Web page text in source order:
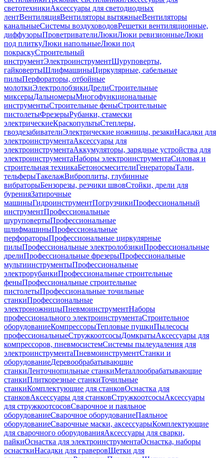
светотехникиАксессуары для светодиодных
лентВентиляцияВентиляторы вытяжныеВентиляторы
канальныеСистемы воздуховодовРешетки вентиляционные,
диффузорыПроветривателиЛюкиЛюки ревизионныеЛюки
под плиткуЛюки напольныеЛюки под
покраскуСтроительный
инструментЭлектроинструментШуруповерты,
гайковертыШлифмашиныЦиркулярные, сабельные
пилыПерфораторы, отбойные
молоткиЭлектролобзикиДрелиСтроительные
миксерыДальномерыМногофункциональные
инструментыСтроительные феныСтроительные
пистолетыФрезерыРубанки, стамески
электрическиеКраскопультыСтеплеры,
гвоздезабивателиЭлектрические ножницы, резакиНасадки для
электроинструментаАксессуары для
электроинструментаАккумуляторы, зарядные устройства для
электроинструментаНаборы электроинструментаСиловая и
строительная техникаБетоносмесителиГенераторыТали,
тельферыТакелажВиброплиты, глубинные
вибраторыБензорезы, резчики швовСтойки, дрели для
буренияЗатирочные
машиныГидроинструментПогрузчикиПрофессиональный
инструментПрофессиональные
шуруповертыПрофессиональные
шлифмашиныПрофессиональные
перфораторыПрофессиональные циркулярные
пилыПрофессиональные электролобзикиПрофессиональные
дрелиПрофессиональные фрезерыПрофессиональные
мультиинструментыПрофессиональные
электрорубанкиПрофессиональные строительные
феныПрофессиональные строительные
пистолетыПрофессиональные точильные
станкиПрофессиональные
электроножницыПневмоинструментНаборы
профессионального электроинструментаСтроительное
оборудованиеКомпрессорыТепловые пушкиПылесосы
профессиональныеСтружкоотсосыДомкратыАксессуары для
компрессоров, пневмосистемСистемы пылеудаления для
электроинструментаПневмоинструментСтанки и
оборудованиеДеревообрабатывающие
станкиЛенточнопильные станкиМеталлообрабатывающие
станкиПлиткорезные станкиТочильные
станкиКомплектующие для станковОснастка для
станковАксессуары для станковСтружкоотсосыАксессуары
для стружкоотсосовСварочное и паяльное
оборудованиеСварочное оборудованиеПаяльное
оборудованиеСварочные маски, аксессуарыКомплектующие
для сварочного оборудованияАксессуары для сварки,
пайкиОснастка для электроинструментаОснастка, наборы
оснасткиНасадки для граверовЩетки для